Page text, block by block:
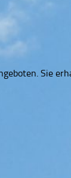
Sie